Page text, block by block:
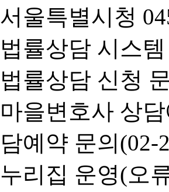
서울특별시청
법률상담 시스
법률상담 신청
마을변호사 상
담예약 문의(02-
누리집 운영(오